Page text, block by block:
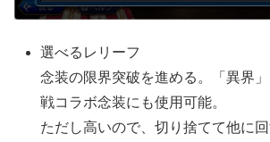
選べるレリーフ
念装の限界突破を進める。「異界
戦コラボ念装にも使用可能。
ただし高いので、切り捨てて他に